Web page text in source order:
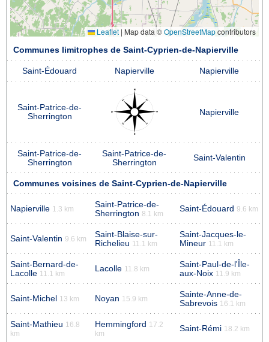
Leaflet | Map data ©OpenStreetMapcontributors
Communes limitrophes de Saint-Cyprien-de-Napierville
Saint-Édouard Napierville Napierville
Saint-Patrice-de-
Sherrington
Napierville
Saint-Patrice-de-
Sherrington
Saint-Patrice-de-
Sherrington
Saint-Valentin
Communes voisines de Saint-Cyprien-de-Napierville
Napierville 1.3 km
Saint-Patrice-de-
Sherrington 8.1 km
Saint-Édouard 9.6 km
Saint-Valentin 9.6 km
Saint-Blaise-sur-
Richelieu 11.1 km
Saint-Jacques-le-
Mineur 11.1 km
Saint-Bernard-de-
Lacolle 11.1 km
Lacolle 11.8 km
Saint-Paul-de-l'Île-
aux-Noix 11.9 km
Saint-Michel 13 km Noyan 15.9 km
Sainte-Anne-de-
Sabrevois 16.1 km
Saint-Mathieu 16.8
km
Hemmingford 17.2
km
Saint-Rémi 18.2 km